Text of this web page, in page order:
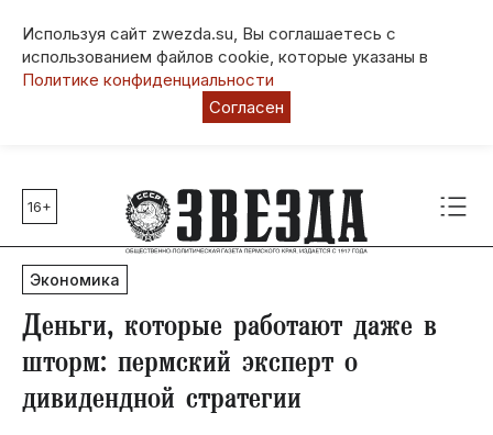
Используя сайт zwezda.su, Вы соглашаетесь с
использованием файлов cookie, которые указаны в
Политике конфиденциальности
Согласен
Главные темы
80 лет Победы
Молодежная столица РФ
СВО
Выборы в Пермском крае
Социальная поддержка
Инфраструктура
16+
Экономика
​Деньги, которые работают даже в
шторм: пермский эксперт о
дивидендной стратегии